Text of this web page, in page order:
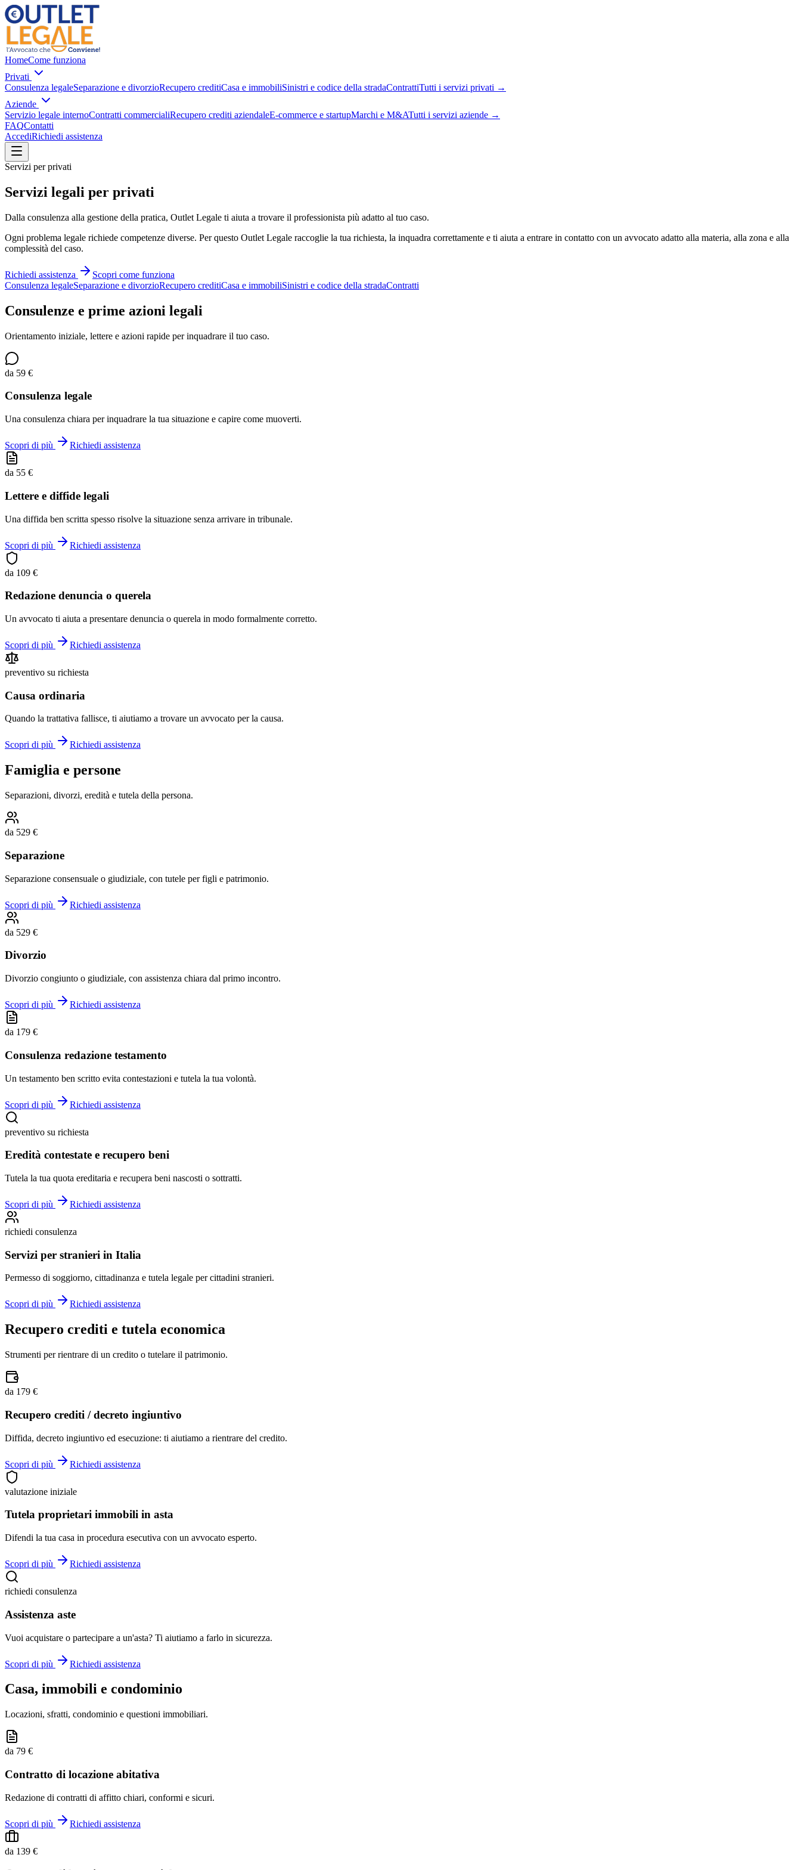
HomeCome funziona
Privati
Consulenza legaleSeparazione e divorzioRecupero creditiCasa e immobiliSinistri e codice della stradaContrattiTutti i servizi privati →
Aziende
Servizio legale internoContratti commercialiRecupero crediti aziendaleE-commerce e startupMarchi e M&ATutti i servizi aziende →
FAQContatti
AccediRichiedi assistenza
Servizi per privati
Servizi legali per privati
Dalla consulenza alla gestione della pratica, Outlet Legale ti aiuta a trovare il professionista più adatto al tuo caso.
Ogni problema legale richiede competenze diverse. Per questo Outlet Legale raccoglie la tua richiesta, la inquadra correttamente e ti aiuta a entrare in contatto con un avvocato adatto alla materia, alla zona e alla
complessità del caso.
Richiedi assistenza
Scopri come funziona
Consulenza legaleSeparazione e divorzioRecupero creditiCasa e immobiliSinistri e codice della stradaContratti
Consulenze e prime azioni legali
Orientamento iniziale, lettere e azioni rapide per inquadrare il tuo caso.
da 59 €
Consulenza legale
Una consulenza chiara per inquadrare la tua situazione e capire come muoverti.
Scopri di più Richiedi assistenza
da 55 €
Lettere e diffide legali
Una diffida ben scritta spesso risolve la situazione senza arrivare in tribunale.
Scopri di più Richiedi assistenza
da 109 €
Redazione denuncia o querela
Un avvocato ti aiuta a presentare denuncia o querela in modo formalmente corretto.
Scopri di più Richiedi assistenza
preventivo su richiesta
Causa ordinaria
Quando la trattativa fallisce, ti aiutiamo a trovare un avvocato per la causa.
Scopri di più Richiedi assistenza
Famiglia e persone
Separazioni, divorzi, eredità e tutela della persona.
da 529 €
Separazione
Separazione consensuale o giudiziale, con tutele per figli e patrimonio.
Scopri di più Richiedi assistenza
da 529 €
Divorzio
Divorzio congiunto o giudiziale, con assistenza chiara dal primo incontro.
Scopri di più Richiedi assistenza
da 179 €
Consulenza redazione testamento
Un testamento ben scritto evita contestazioni e tutela la tua volontà.
Scopri di più Richiedi assistenza
preventivo su richiesta
Eredità contestate e recupero beni
Tutela la tua quota ereditaria e recupera beni nascosti o sottratti.
Scopri di più Richiedi assistenza
richiedi consulenza
Servizi per stranieri in Italia
Permesso di soggiorno, cittadinanza e tutela legale per cittadini stranieri.
Scopri di più Richiedi assistenza
Recupero crediti e tutela economica
Strumenti per rientrare di un credito o tutelare il patrimonio.
da 179 €
Recupero crediti / decreto ingiuntivo
Diffida, decreto ingiuntivo ed esecuzione: ti aiutiamo a rientrare del credito.
Scopri di più Richiedi assistenza
valutazione iniziale
Tutela proprietari immobili in asta
Difendi la tua casa in procedura esecutiva con un avvocato esperto.
Scopri di più Richiedi assistenza
richiedi consulenza
Assistenza aste
Vuoi acquistare o partecipare a un'asta? Ti aiutiamo a farlo in sicurezza.
Scopri di più Richiedi assistenza
Casa, immobili e condominio
Locazioni, sfratti, condominio e questioni immobiliari.
da 79 €
Contratto di locazione abitativa
Redazione di contratti di affitto chiari, conformi e sicuri.
Scopri di più Richiedi assistenza
da 139 €